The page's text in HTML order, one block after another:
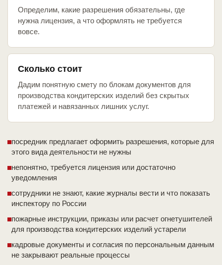
Определим, какие разрешения обязательны, где
нужна лицензия, а что оформлять не требуется
вовсе.
Сколько стоит
Дадим понятную смету по блокам документов для
производства кондитерских изделий без скрытых
платежей и навязанных лишних услуг.
посредник предлагает оформить разрешения, которые для
этого вида деятельности не нужны
непонятно, требуется лицензия или достаточно
уведомления
сотрудники не знают, какие журналы вести и что показать
инспектору по России
пожарные инструкции, приказы или расчет огнетушителей
для производства кондитерских изделий устарели
кадровые документы и согласия по персональным данным
не закрывают реальные процессы